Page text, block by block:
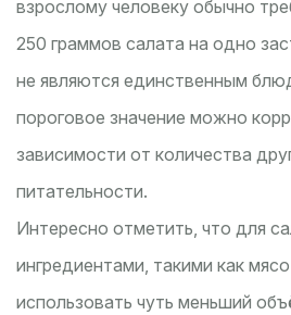
взрослому человеку обычно
250 граммов салата на одно
не являются единственным
пороговое значение можно
зависимости от количества
питательности.
Интересно отметить, что для
ингредиентами, такими как
использовать чуть меньший